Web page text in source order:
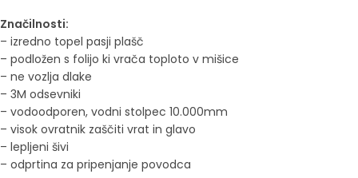
Značilnosti:
– izredno topel pasji plašč
– podložen s folijo ki vrača toploto v mišice
– ne vozlja dlake
– 3M odsevniki
– vodoodporen, vodni stolpec 10.000mm
– visok ovratnik zaščiti vrat in glavo
– lepljeni šivi
– odprtina za pripenjanje povodca